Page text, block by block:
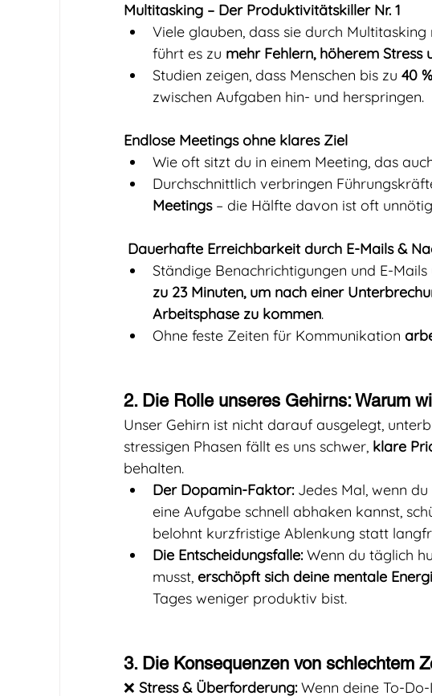
Multitasking – Der Produktivitätskiller Nr. 1
Viele glauben, dass sie durch
führt es zu mehr Fehlern, höherem
Studien zeigen, dass Menschen bis zu 40
zwischen Aufgaben hin- und herspringen.
Endlose Meetings ohne klares Ziel
Wie oft sitzt du in einem Meeting, das
Durchschnittlich verbringen
Meetings – die Hälfte davon ist oft
Dauerhafte Erreichbarkeit durch E-Mails &
Ständige Benachrichtigungen und E-
zu 23 Minuten, um nach einer
Arbeitsphase zu kommen.
Ohne feste Zeiten für Kommunikation
2. Die Rolle unseres Gehirns: Warum
Unser Gehirn ist nicht darauf ausgelegt,
stressigen Phasen fällt es uns schwer, klare
behalten.
Der Dopamin-Faktor: Jedes Mal, wenn
eine Aufgabe schnell abhaken kannst,
belohnt kurzfristige Ablenkung statt
Die Entscheidungsfalle: Wenn du täglich
musst, erschöpft sich deine mentale
Tages weniger produktiv bist.
3. Die Konsequenzen von schlechtem
❌ Stress & Überforderung: Wenn deine To-